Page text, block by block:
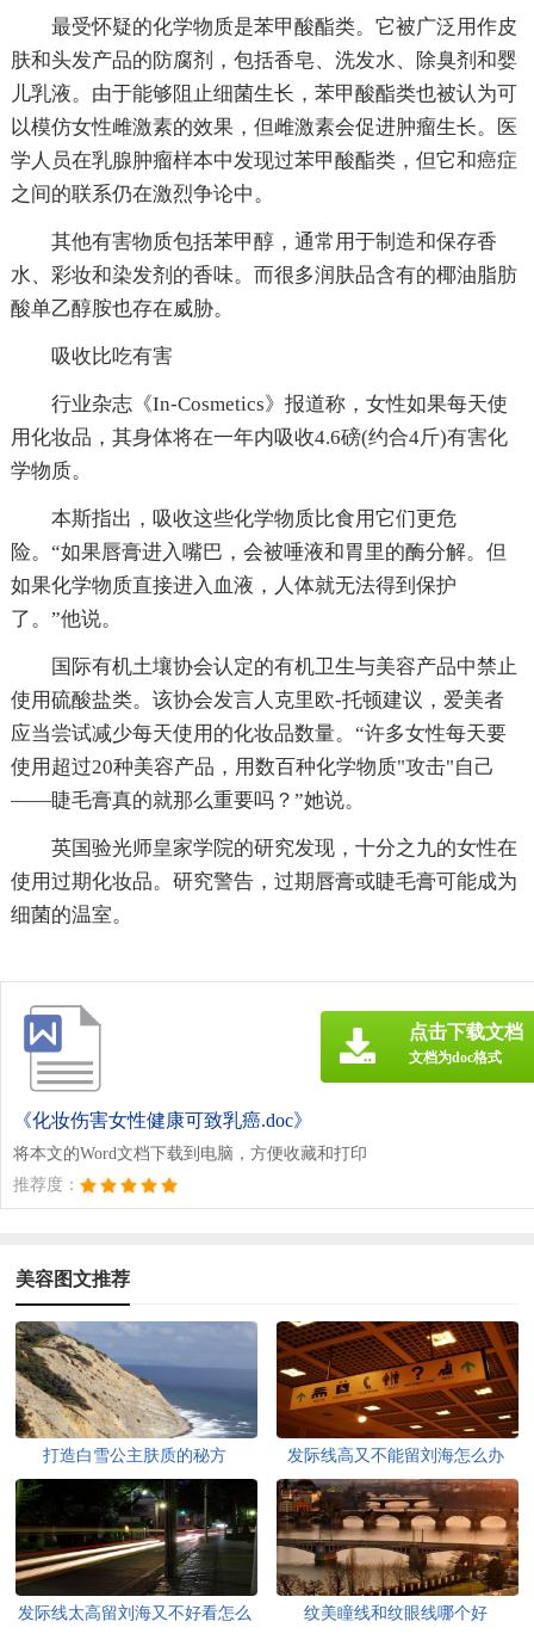
最受怀疑的化学物质是苯甲酸酯类。它被广泛用作皮
肤和头发产品的防腐剂，包括香皂、洗发水、除臭剂和婴
儿乳液。由于能够阻止细菌生长，苯甲酸酯类也被认为可
以模仿女性雌激素的效果，但雌激素会促进肿瘤生长。医
学人员在乳腺肿瘤样本中发现过苯甲酸酯类，但它和癌症
之间的联系仍在激烈争论中。
其他有害物质包括苯甲醇，通常用于制造和保存香
水、彩妆和染发剂的香味。而很多润肤品含有的椰油脂肪
酸单乙醇胺也存在威胁。
吸收比吃有害
行业杂志《In-Cosmetics》报道称，女性如果每天使
用化妆品，其身体将在一年内吸收4.6磅(约合4斤)有害化
学物质。
本斯指出，吸收这些化学物质比食用它们更危
险。“如果唇膏进入嘴巴，会被唾液和胃里的酶分解。但
如果化学物质直接进入血液，人体就无法得到保护
了。”他说。
国际有机土壤协会认定的有机卫生与美容产品中禁止
使用硫酸盐类。该协会发言人克里欧-托顿建议，爱美者
应当尝试减少每天使用的化妆品数量。“许多女性每天要
使用超过20种美容产品，用数百种化学物质"攻击"自己
——睫毛膏真的就那么重要吗？”她说。
英国验光师皇家学院的研究发现，十分之九的女性在
使用过期化妆品。研究警告，过期唇膏或睫毛膏可能成为
细菌的温室。
《化妆伤害女性健康可致乳癌.doc》
将本文的Word文档下载到电脑，方便收藏和打印
推荐度：
点击下载文档
文档为doc格式
美容图文推荐
打造白雪公主肤质的秘方 发际线高又不能留刘海怎么办
发际线太高留刘海又不好看怎么
纹美瞳线和纹眼线哪个好